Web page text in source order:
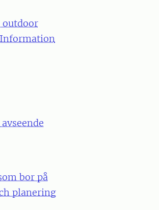
bor på
planering